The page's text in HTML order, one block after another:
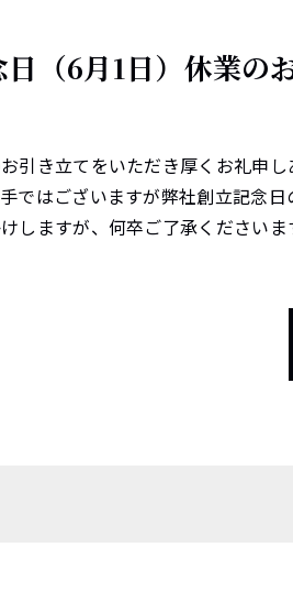
（6月1日）休業の
引き立てをいただき厚くお礼申し
ではございますが弊社創立記念
しますが、何卒ご了承くださいま